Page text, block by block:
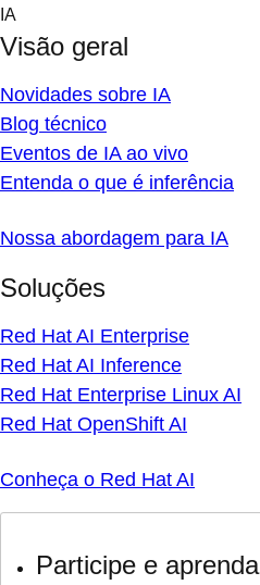
Skip
content
IA
Visão geral
Novidades sobre IA
Blog técnico
Eventos de IA ao vivo
Entenda o que é inferência
Nossa abordagem para IA
Soluções
Red Hat AI Enterprise
Red Hat AI Inference
Red Hat Enterprise Linux AI
Red Hat OpenShift AI
Conheça o Red Hat AI
Participe e aprenda